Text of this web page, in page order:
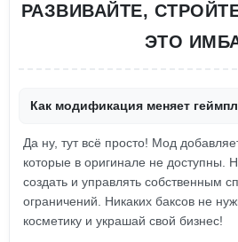
РАЗВИВАЙТЕ,
ЭТО
Как модификация меняет
Да ну, тут всё просто! Мод
которые в оригинале не
создать и управлять собственным
ограничений. Никаких баксов не
косметику и украшай свой бизнес!